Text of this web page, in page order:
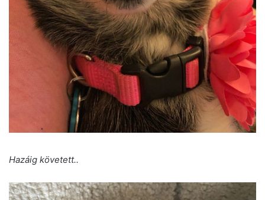
Hazáig követett..